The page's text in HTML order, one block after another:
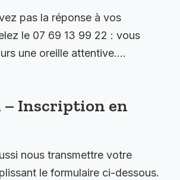
pas la réponse à vos
le 07 69 13 99 22 : vous
une oreille attentive….
– Inscription en
nous transmettre votre
le formulaire ci-dessous.